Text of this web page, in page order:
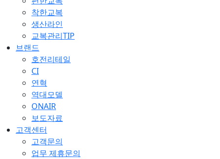
착한교복
생산라인
교복관리TIP
브랜드
호전리테일
CI
연혁
역대모델
ONAIR
보도자료
고객센터
고객문의
업무 제휴문의